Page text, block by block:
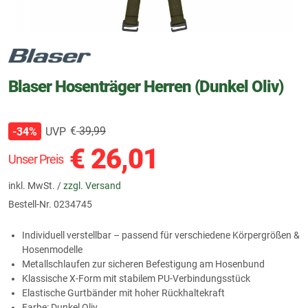
Blaser Hosenträger Herren (Dunkel Oliv)
Unser Preis € 26,01
inkl. MwSt. /zzgl. Versand
-34% UVP €39,99
Bestell-Nr. 0234745
Individuell verstellbar – passend für verschiedene Körpergrößen &
Hosenmodelle
Metallschlaufen zur sicheren Befestigung am Hosenbund
Klassische X-Form mit stabilem PU-Verbindungsstück
Elastische Gurtbänder mit hoher Rückhaltekraft